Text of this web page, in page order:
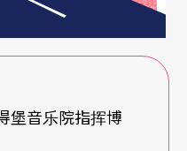
蛇添足。尤以马林斯
国总统必安排之重要
换剧目与排练计划，
，并保证呈现最亮丽
夫两位大师，皆透支
堡音乐院指挥博